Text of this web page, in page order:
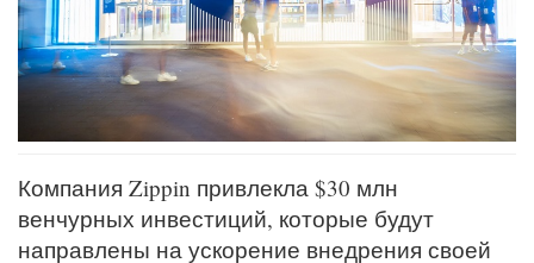
Компания Zippin привлекла $30 млн
венчурных инвестиций, которые будут
направлены на ускорение внедрения своей